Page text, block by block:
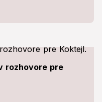
rozhovore pre